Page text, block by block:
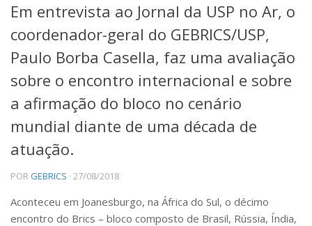
História
Pesquisadores
Coordenadores
Produções Acadêmicas
Working Papers
Entrevistas Concedidas
Jornadas do BRICS na USP
Em entrevista ao Jornal da USP no Ar, o
coordenador-geral do GEBRICS/USP,
Paulo Borba Casella, faz uma avaliação
sobre o encontro internacional e sobre
a afirmação do bloco no cenário
mundial diante de uma década de
atuação.
POR GEBRICS · 27/08/2018
Aconteceu em Joanesburgo, na África do Sul, o décimo
encontro do Brics – bloco composto de Brasil, Rússia, Índia,